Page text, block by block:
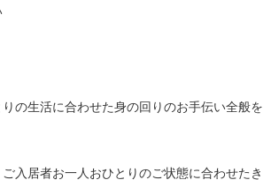
の生活に合わせた身の回りのお手伝い全般を
入居者お一人おひとりのご状態に合わせたき